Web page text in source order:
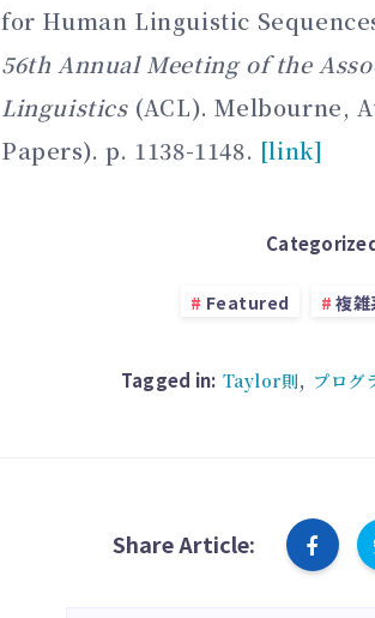
for Human Linguistic
56th Annual Meeting of the
Linguistics(ACL). Melbourne,
Papers). p. 1138-1148. [link]
Featured 複雑
Tagged in: Taylor則, プログ
Share Article: